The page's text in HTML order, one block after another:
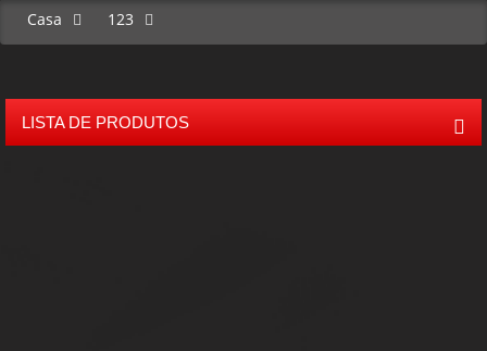
Casa 123
LISTA DE PRODUTOS